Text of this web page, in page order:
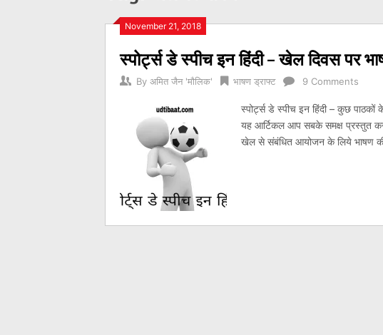
November 21, 2018
स्पोर्ट्स डे स्पीच इन हिंदी – खेल दिवस पर
By अमित जैन 'मौलिक' भाषण ड्राफ्ट 9 Comments
स्पोर्ट्स डे स्पीच इन हिंदी – कुछ
यह आर्टिकल आप सबके समक्ष प्रस्तुत कर
खेल से संबंधित आयोजन के लिये भाषण
Posts
navigation